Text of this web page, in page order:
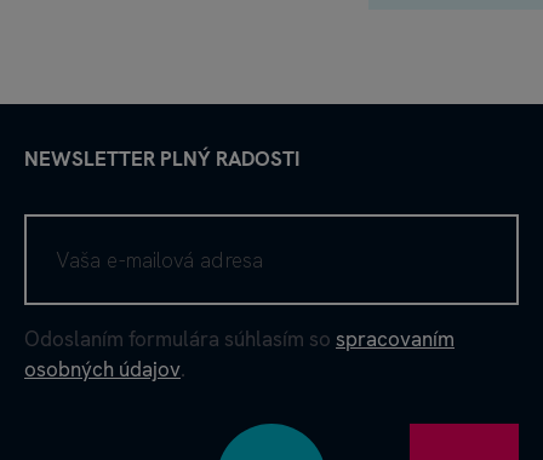
NEWSLETTER PLNÝ RADOSTI
Odoslaním formulára súhlasím so spracovaním
osobných údajov.